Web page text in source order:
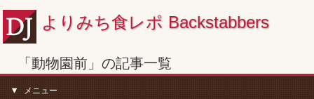
よりみち食レポ Backstabbers
「動物園前」の記事一覧
メニュー